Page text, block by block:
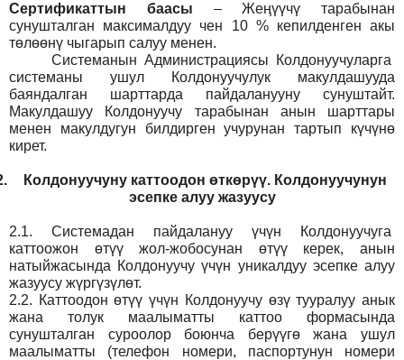
Сертификаттын баасы – Жеңүүчү тарабынан
сунушталган максималдуу чен 10 % кепилденген акы
төлөөнү чыгарып салуу менен.
СистеманынАдминистрациясы Колдонуучуларга
системаны ушул Колдонуучулук макулдашууда
баяндалган шарттарда пайдаланууну сунуштайт.
Макулдашуу Колдонуучу тарабынан анын шарттары
менен макулдугун билдирген учурунан тартып күчүнө
кирет.
Колдонуучуну каттоодон өткөрүү. Колдонуучунун
эсепке алуу жазуусу
2.1.
Системадан пайдалануу үчүн Колдонуучуга
каттоожон өтүү жол-жобосунан өтүү керек, анын
натыйжасында Колдонуучу үчүн уникалдуу эсепке алуу
жазуусу жүргүзүлөт.
2.2. Каттоодон өтүү үчүн Колдонуучу өзү тууралуу анык
жана толук маалыматты каттоо формасында
сунушталган суроолор боюнча берүүгө жана ушул
маалыматты (телефон номери, паспортунун номери